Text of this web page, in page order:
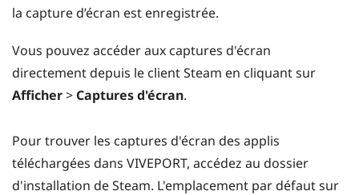
la capture d’écran est enregistrée.
Vous pouvez accéder aux captures d'écran
directement depuis le client Steam en cliquant sur
Afficher> Captures d'écran.
Pour trouver les captures d'écran des applis
téléchargées dans VIVEPORT, accédez au dossier
d'installation de Steam. L'emplacement par défaut sur